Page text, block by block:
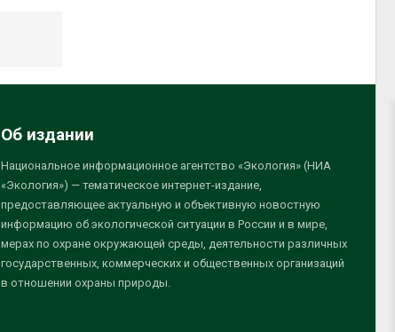
Об издании
Национальное информационное агентство «Экология» (НИА
«Экология») — тематическое интернет-издание,
предоставляющее актуальную и объективную новостную
информацию об экологической ситуации в России и в мире,
мерах по охране окружающей среды, деятельности различных
государственных, коммерческих и общественных организаций
в отношении охраны природы.